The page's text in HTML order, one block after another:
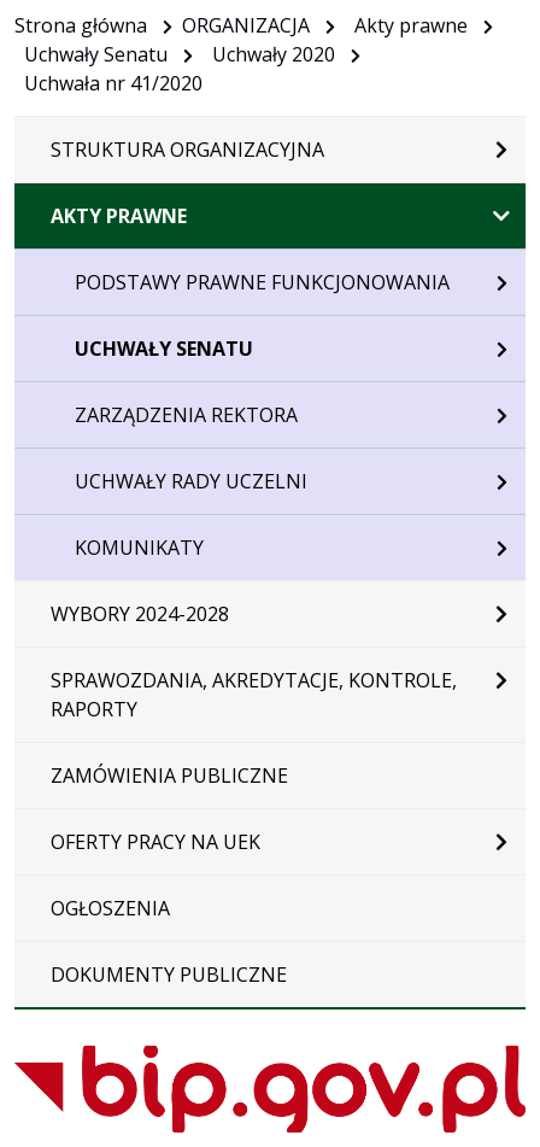
Strona główna ORGANIZACJA
Akty prawne
Uchwały Senatu
Uchwały 2020
Uchwała nr 41/2020
STRUKTURA ORGANIZACYJNA
AKTY PRAWNE
PODSTAWY PRAWNE FUNKCJONOWANIA
UCHWAŁY SENATU
ZARZĄDZENIA REKTORA
UCHWAŁY RADY UCZELNI
KOMUNIKATY
WYBORY 2024-2028
SPRAWOZDANIA, AKREDYTACJE, KONTROLE,
RAPORTY
ZAMÓWIENIA PUBLICZNE
OFERTY PRACY NA UEK
OGŁOSZENIA
DOKUMENTY PUBLICZNE